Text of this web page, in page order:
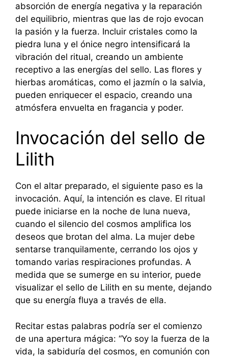
absorción de energía negativa y la reparación
del equilibrio, mientras que las de rojo evocan
la pasión y la fuerza. Incluir cristales como la
piedra luna y el ónice negro intensificará la
vibración del ritual, creando un ambiente
receptivo a las energías del sello. Las flores y
hierbas aromáticas, como el jazmín o la salvia,
pueden enriquecer el espacio, creando una
atmósfera envuelta en fragancia y poder.
Invocación del sello de
Lilith
Con el altar preparado, el siguiente paso es la
invocación. Aquí, la intención es clave. El ritual
puede iniciarse en la noche de luna nueva,
cuando el silencio del cosmos amplifica los
deseos que brotan del alma. La mujer debe
sentarse tranquilamente, cerrando los ojos y
tomando varias respiraciones profundas. A
medida que se sumerge en su interior, puede
visualizar el sello de Lilith en su mente, dejando
que su energía fluya a través de ella.
Recitar estas palabras podría ser el comienzo
de una apertura mágica: “Yo soy la fuerza de la
vida, la sabiduría del cosmos, en comunión con